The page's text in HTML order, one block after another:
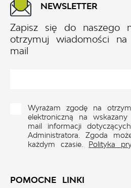
POMOCNE LINKI
NEWSLETTER
Zapisz się do naszego
otrzymuj wiadomości
mail
Wyrażam zgodę na
elektroniczną na
mail informacji
Administratora. Zgoda
każdym czasie. Polityka